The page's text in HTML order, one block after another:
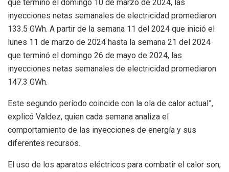
que terminó el domingo 10 de marzo de 2024, las
inyecciones netas semanales de electricidad promediaron
133.5 GWh. A partir de la semana 11 del 2024 que inició el
lunes 11 de marzo de 2024 hasta la semana 21 del 2024
que terminó el domingo 26 de mayo de 2024, las
inyecciones netas semanales de electricidad promediaron
147.3 GWh.
Este segundo período coincide con la ola de calor actual”,
explicó Valdez, quien cada semana analiza el
comportamiento de las inyecciones de energía y sus
diferentes recursos.
El uso de los aparatos eléctricos para combatir el calor son,